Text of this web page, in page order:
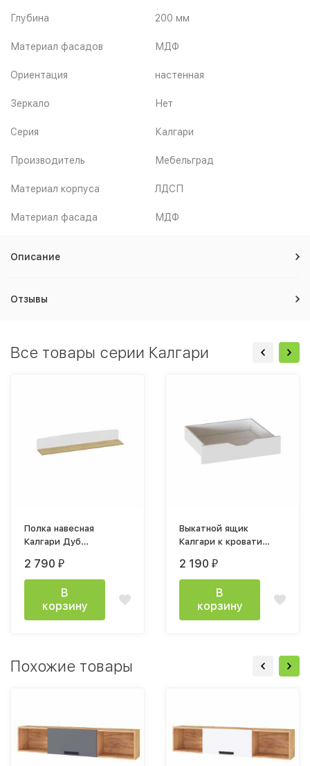
Глубина 200 мм
Материал фасадов МДФ
Ориентация настенная
Зеркало Нет
Серия Калгари
Производитель Мебельград
Материал корпуса ЛДСП
Материал фасада МДФ
Описание
Отзывы
Все товары серии Калгари
Полка навесная
Калгари Дуб
Белый матовый
2 790 ₽
В
корзину
Выкатной ящик
Калгари к кровати
матовый 1
2 190 ₽
В
корзину
Похожие товары